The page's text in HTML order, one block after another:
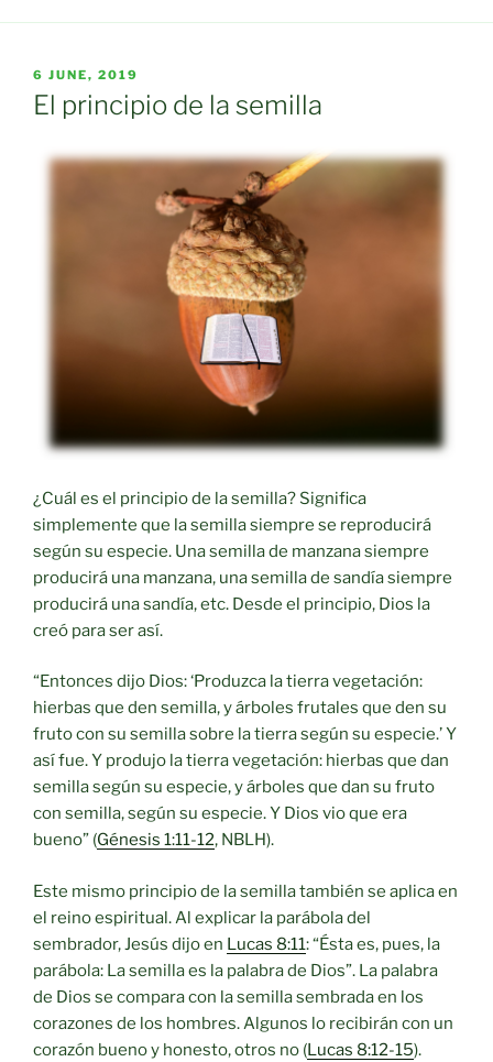
POSTED
ON
6 JUNE, 2019
El principio de la semilla
¿Cuál es el principio de la semilla? Significa
simplemente que la semilla siempre se reproducirá
según su especie. Una semilla de manzana siempre
producirá una manzana, una semilla de sandía siempre
producirá una sandía, etc. Desde el principio, Dios la
creó para ser así.
“Entonces dijo Dios: ‘Produzca la tierra vegetación:
hierbas que den semilla, y árboles frutales que den su
fruto con su semilla sobre la tierra según su especie.’ Y
así fue. Y produjo la tierra vegetación: hierbas que dan
semilla según su especie, y árboles que dan su fruto
con semilla, según su especie. Y Dios vio que era
bueno” (Génesis 1:11-12, NBLH).
Este mismo principio de la semilla también se aplica en
el reino espiritual. Al explicar la parábola del
sembrador, Jesús dijo en Lucas 8:11: “Ésta es, pues, la
parábola: La semilla es la palabra de Dios”. La palabra
de Dios se compara con la semilla sembrada en los
corazones de los hombres. Algunos lo recibirán con un
corazón bueno y honesto, otros no (Lucas 8:12-15).